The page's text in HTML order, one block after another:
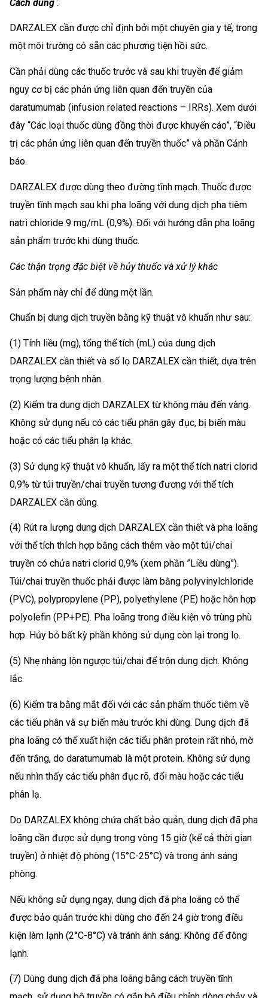
Cách dùng :
DARZALEX cần được chỉ định bởi một chuyên gia y tế, trong
một môi trường có sẵn các phương tiện hồi sức.
Cần phải dùng các thuốc trước và sau khi truyền để giảm
nguy cơ bị các phản ứng liên quan đến truyền của
daratumumab (infusion related reactions – IRRs). Xem dưới
đây “Các loại thuốc dùng đồng thời được khuyến cáo”, “Điều
trị các phản ứng liên quan đến truyền thuốc” và phần Cảnh
báo.
DARZALEX được dùng theo đường tĩnh mạch. Thuốc được
truyền tĩnh mạch sau khi pha loãng với dung dịch pha tiêm
natri chloride 9 mg/mL (0,9%). Đối với hướng dẫn pha loãng
sản phẩm trước khi dùng thuốc.
Các thận trọng đặc biệt về hủy thuốc và xử lý khác
Sản phẩm này chỉ để dùng một lần.
Chuẩn bị dung dịch truyền bằng kỹ thuật vô khuẩn như sau:
(1) Tính liều (mg), tổng thể tích (mL) của dung dịch
DARZALEX cần thiết và số lọ DARZALEX cần thiết, dựa trên
trọng lượng bệnh nhân.
(2) Kiểm tra dung dịch DARZALEX từ không màu đến vàng.
Không sử dụng nếu có các tiểu phân gây đục, bị biến màu
hoặc có các tiểu phân lạ khác.
(3) Sử dụng kỹ thuật vô khuẩn, lấy ra một thể tích natri clorid
0,9% từ túi truyền/chai truyền tương đương với thể tích
DARZALEX cần dùng.
(4) Rút ra lượng dung dịch DARZALEX cần thiết và pha loãng
với thể tích thích hợp bằng cách thêm vào một túi/chai
truyền có chứa natri clorid 0,9% (xem phần ”Liều dùng”).
Túi/chai truyền thuốc phải được làm bằng polyvinylchloride
(PVC), polypropylene (PP), polyethylene (PE) hoặc hỗn hợp
polyolefin (PP+PE). Pha loãng trong điều kiện vô trùng phù
hợp. Hủy bỏ bất kỳ phần không sử dụng còn lại trong lọ.
(5) Nhẹ nhàng lộn ngược túi/chai để trộn dung dịch. Không
lắc.
(6) Kiểm tra bằng mắt đối với các sản phẩm thuốc tiêm về
các tiểu phân và sự biến màu trước khi dùng. Dung dịch đã
pha loãng có thể xuất hiện các tiểu phân protein rất nhỏ, mờ
đến trắng, do daratumumab là một protein. Không sử dụng
nếu nhìn thấy các tiểu phân đục rõ, đổi màu hoặc các tiểu
phân lạ.
Do DARZALEX không chứa chất bảo quản, dung dịch đã pha
loãng cần được sử dụng trong vòng 15 giờ (kể cả thời gian
truyền) ở nhiệt độ phòng (15°C-25°C) và trong ánh sáng
phòng.
Nếu không sử dụng ngay, dung dịch đã pha loãng có thể
được bảo quản trước khi dùng cho đến 24 giờ trong điều
kiện làm lạnh (2°C-8°C) và tránh ánh sáng. Không để đông
lạnh.
(7) Dùng dung dịch đã pha loãng bằng cách truyền tĩnh